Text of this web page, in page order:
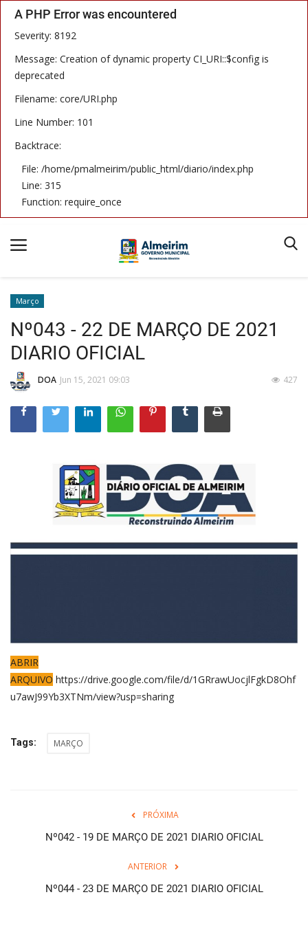
A PHP Error was encountered
Severity: 8192
Message: Creation of dynamic property CI_URI::$config is
deprecated
Filename: core/URI.php
Line Number: 101
Backtrace:
File: /home/pmalmeirim/public_html/diario/index.php
Line: 315
Function: require_once
Início
Termos & Condições
Publicações
Imprensa Oficial
Notícias
Equipe
Março
Nº043 - 22 DE MARÇO DE 2021
DIARIO OFICIAL
DOA Jun 15, 2021 09:03 427
ABRIR
ARQUIVO https://drive.google.com/file/d/1GRrawUocjlFgkD8Ohf
u7awJ99Yb3XTNm/view?usp=sharing
Tags: MARÇO
PRÓXIMA
Nº042 - 19 DE MARÇO DE 2021 DIARIO OFICIAL
ANTERIOR
Nº044 - 23 DE MARÇO DE 2021 DIARIO OFICIAL